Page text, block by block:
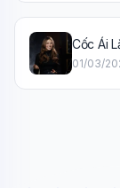
Cốc Ái
01/03/